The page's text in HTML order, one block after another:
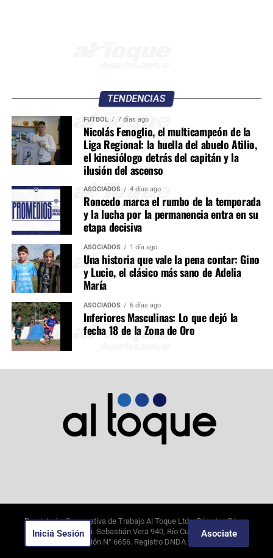
TENDENCIAS
FÚTBOL 7 días ago
Nicolás Fenoglio, el multicampeón de la
Liga Regional: la huella del abuelo Atilio,
el kinesiólogo detrás del capitán y la
ilusión del ascenso
ASOCIADOS 4 días ago
Roncedo marca el rumbo de la temporada
y la lucha por la permanencia entra en su
etapa decisiva
ASOCIADOS 1 día ago
Una historia que vale la pena contar: Gino
y Lucio, el clásico más sano de Adelia
María
ASOCIADOS 6 días ago
Inferiores Masculinas: Lo que dejó la
fecha 18 de la Zona de Oro
Propietario: Cooperativa de Trabajo Al Toque Ltda. Director: Diego
Alejandro Borghi. Sebastián Vera 940, Río Cuarto, Córdoba.
. Edición N° 6656. Registro DNDA N°09649388.
Asociate
Iniciá Sesión